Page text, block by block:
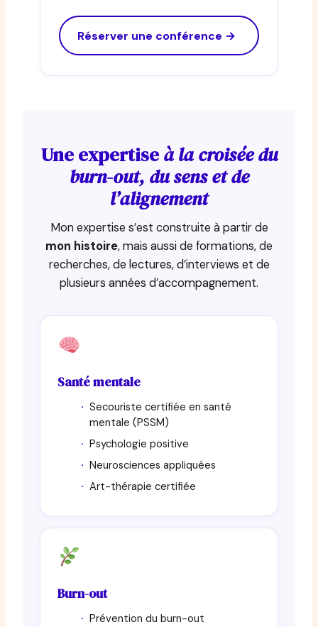
Réserver une conférence →
Une expertiseà la croisée du
burn-out, du sens et de
l’alignement
Mon expertise s’est construite à partir de
mon histoire, mais aussi de formations, de
recherches, de lectures, d’interviews et de
plusieurs années d’accompagnement.
Santé mentale
Secouriste certifiée en santé
mentale (PSSM)
Psychologie positive
Neurosciences appliquées
Art-thérapie certifiée
Burn-out
Prévention du burn-out